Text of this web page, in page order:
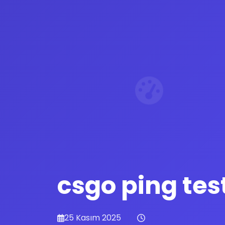
csgo ping
25 Kasım 2025